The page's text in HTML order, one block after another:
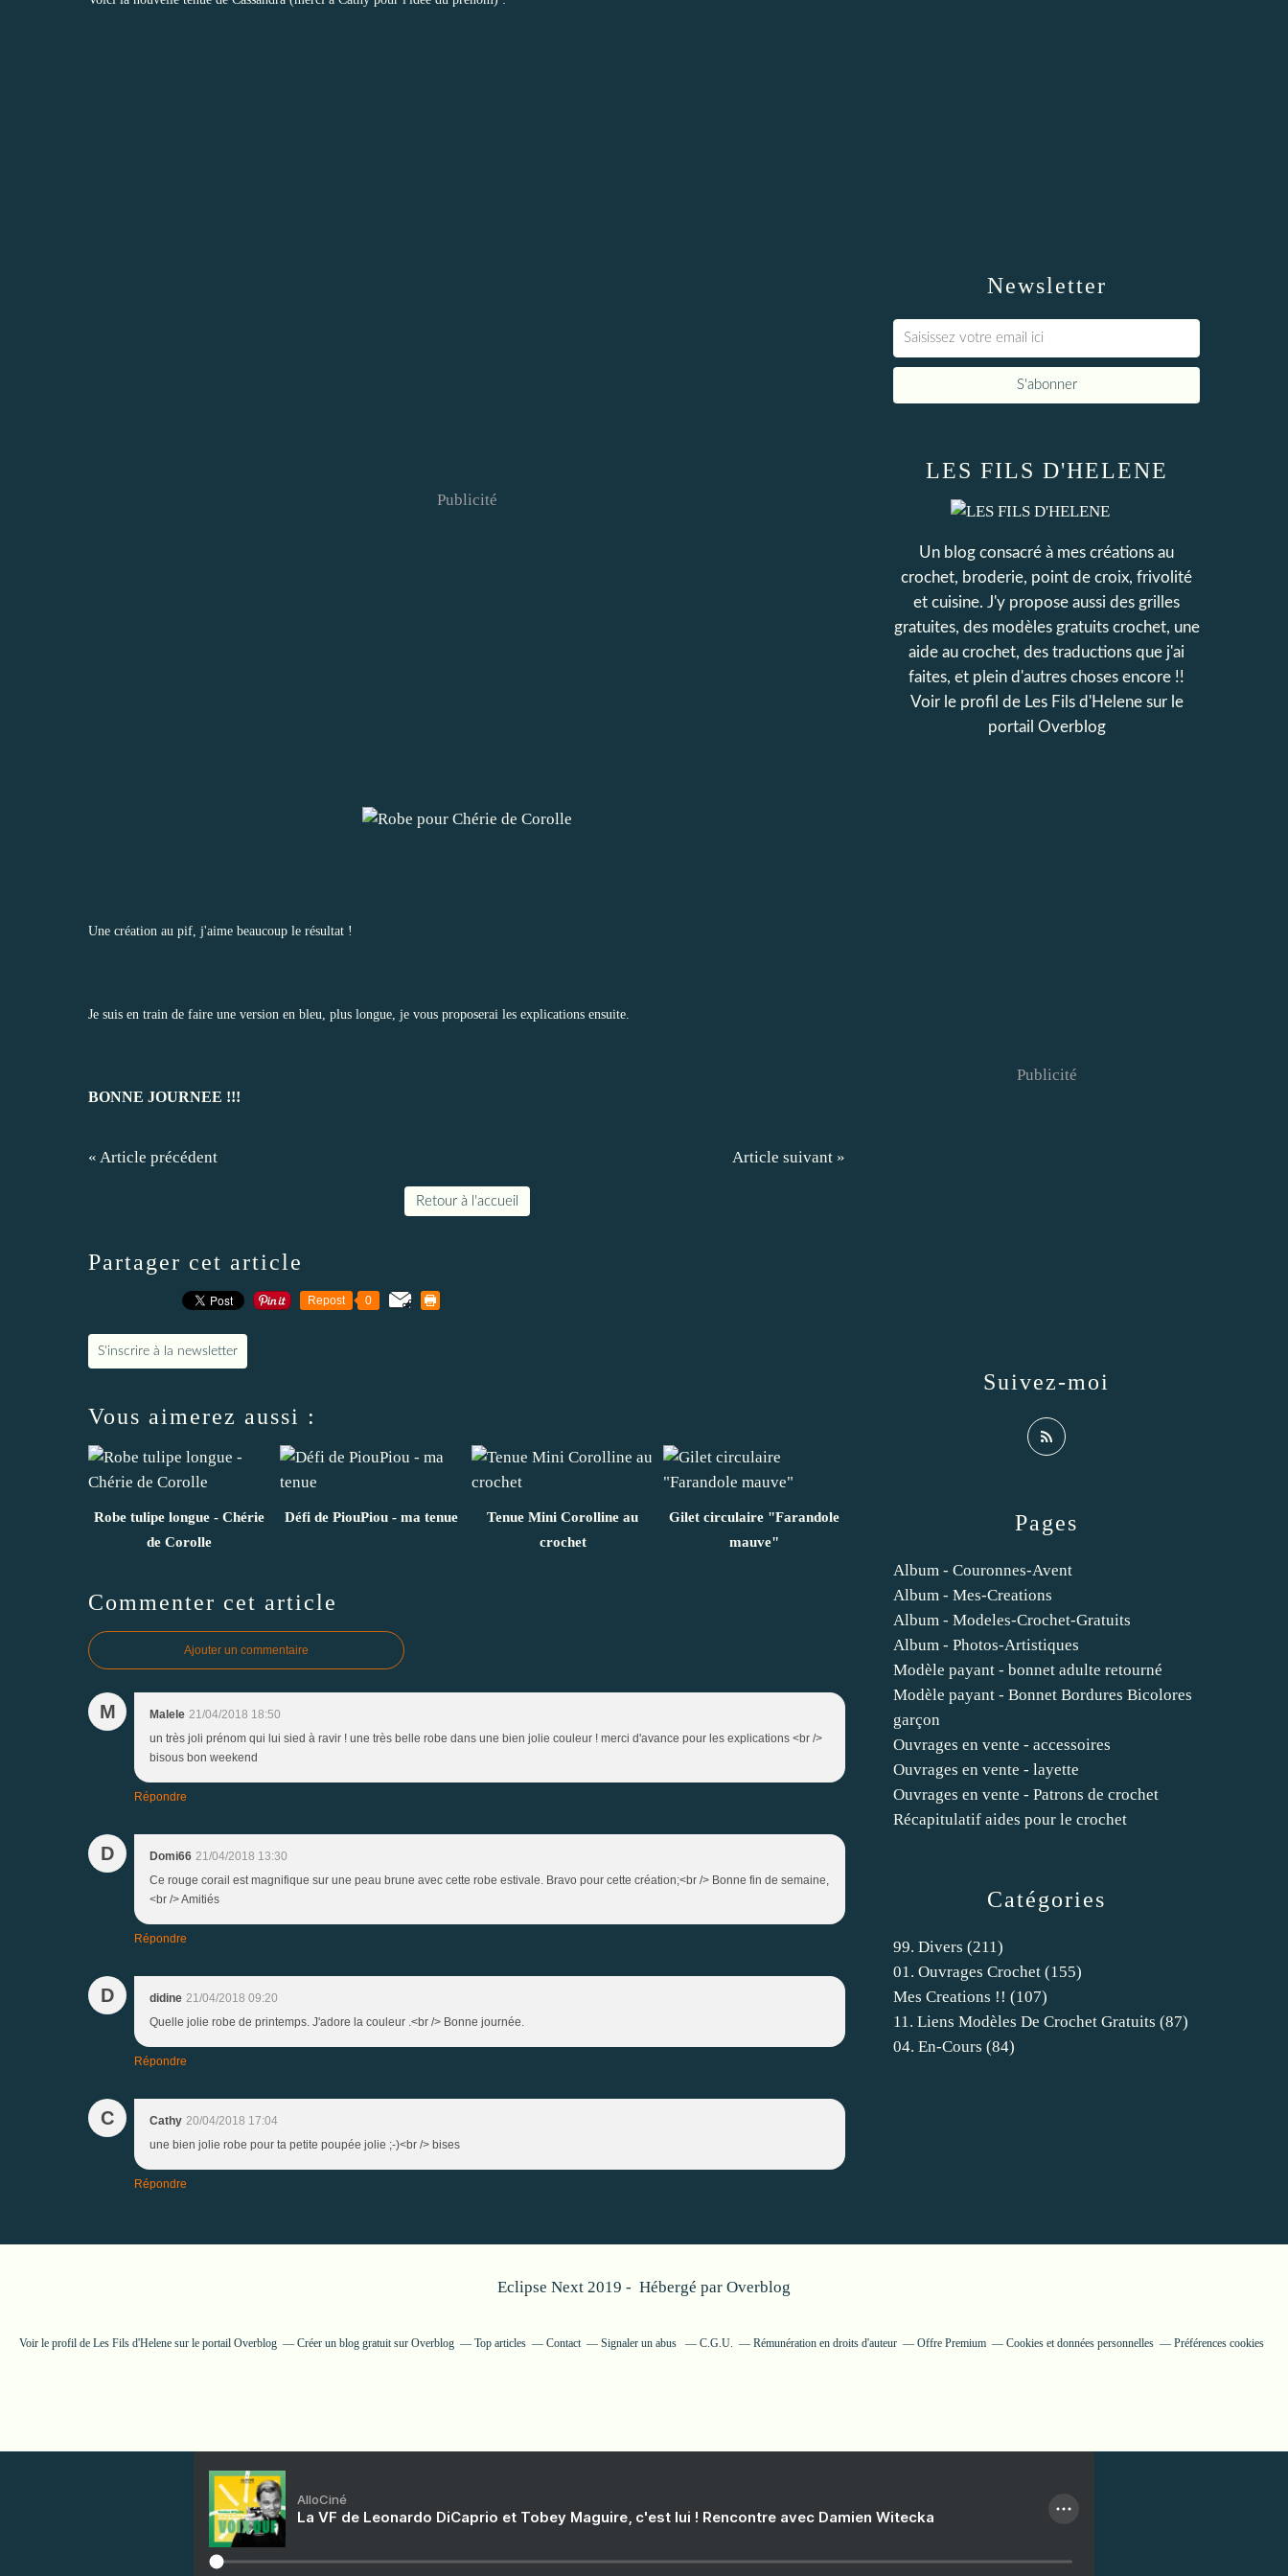
Publicité
Une création au pif, j'aime beaucoup le résultat !
Je suis en train de faire une version en bleu, plus longue, je vous proposerai les explications ensuite.
BONNE JOURNEE !!!
« Article précédent Article suivant »
Retour à l'accueil
Partager cet article
Repost 0
S'inscrire à la newsletter
Vous aimerez aussi :
Robe tulipe longue - Chérie
de Corolle
Défi de PiouPiou - ma tenue
Tenue Mini Corolline au
crochet
Gilet circulaire "Farandole
mauve"
Commenter cet article
Ajouter un commentaire
M Malele 21/04/2018 18:50
un très joli prénom qui lui sied à ravir ! une très belle robe dans une bien jolie couleur ! merci d'avance pour les explications <br />
bisous bon weekend
Répondre
D Domi66 21/04/2018 13:30
Ce rouge corail est magnifique sur une peau brune avec cette robe estivale. Bravo pour cette création;<br /> Bonne fin de semaine,
<br /> Amitiés
Répondre
D didine 21/04/2018 09:20
Quelle jolie robe de printemps. J'adore la couleur .<br /> Bonne journée.
Répondre
C Cathy 20/04/2018 17:04
une bien jolie robe pour ta petite poupée jolie ;-)<br /> bises
Répondre
Newsletter
Catégories
99. Divers (211)
01. Ouvrages Crochet (155)
Mes Creations !! (107)
11. Liens Modèles De Crochet Gratuits (87)
04. En-Cours (84)
Pages
Album - Couronnes-Avent
Album - Mes-Creations
Album - Modeles-Crochet-Gratuits
Album - Photos-Artistiques
Modèle payant - bonnet adulte retourné
Modèle payant - Bonnet Bordures Bicolores
garçon
Ouvrages en vente - accessoires
Ouvrages en vente - layette
Ouvrages en vente - Patrons de crochet
Récapitulatif aides pour le crochet
LES FILS D'HELENE
Un blog consacré à mes créations au
crochet, broderie, point de croix, frivolité
et cuisine. J'y propose aussi des grilles
gratuites, des modèles gratuits crochet, une
aide au crochet, des traductions que j'ai
faites, et plein d'autres choses encore !!
Voir le profil de Les Fils d'Helenesur le
portail Overblog
Suivez-moi
Publicité
Eclipse Next 2019 - Hébergé par Overblog
Voir le profil de Les Fils d'Helenesur le portail Overblog Créer un blog gratuit sur Overblog Top articles Contact Signaler un abus C.G.U. Rémunération en droits d'auteur Offre Premium Cookies et données personnelles Préférences cookies
AlloCiné
La VF de Leonardo DiCaprio et Tobey Maguire, c'est lui ! Rencontre avec Damien Witecka